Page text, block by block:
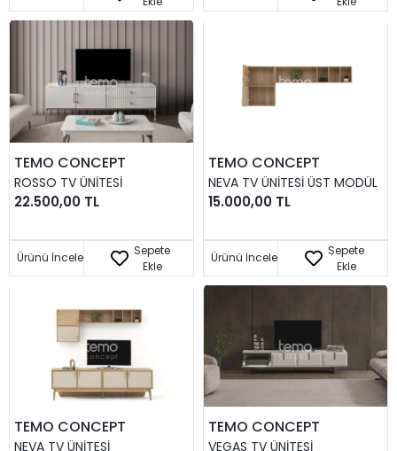
TEMO CONCEPT
ROSSO TV ÜNITESI
22.500,00 TL
Sepete
Ekle
Ürünü İncele
TEMO CONCEPT
NEVA TV ÜNITESI ÜST MODÜL
15.000,00 TL
Sepete
Ekle
Ürünü İncele
TEMO CONCEPT
NEVA TV ÜNITESI
TEMO CONCEPT
VEGAS TV ÜNITESI